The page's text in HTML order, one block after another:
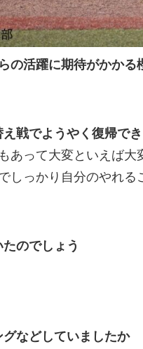
の活躍に期待がかかる
戦でようやく復帰で
あって大変といえば
しっかり自分のやれる
のでしょう
などしていましたか